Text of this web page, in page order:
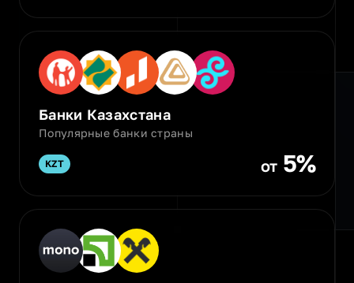
Банки Казахстана
Популярные банки страны
KZT от5%